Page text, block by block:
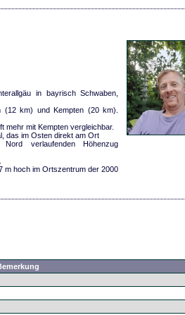
in bayrisch Schwaben,
(12 km) und Kempten (20 km).
mehr mit Kempten vergleichbar.
das im Osten direkt am Ort
verlaufenden Höhenzug
m hoch im Ortszentrum der 2000